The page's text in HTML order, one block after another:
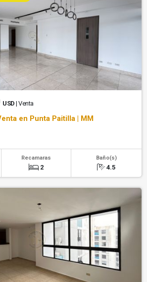
USD | Venta
en Punta Paitilla | MM
Recamaras
2
Baño(s)
4.5